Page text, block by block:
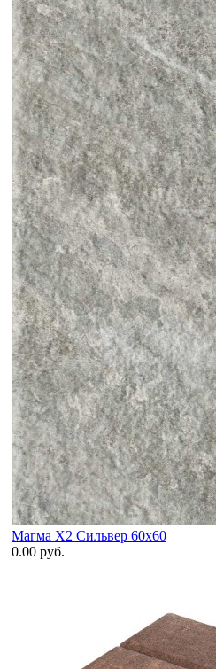
Магма X2 Сильвер 60x60
0.00 руб.